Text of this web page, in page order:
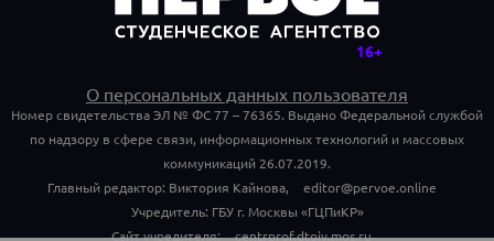
О персональных данных пользователя
Номер свидетельства ЭЛ № ФС 77 – 76365. Выдано Федеральной службой
по надзору в сфере связи, информационных технологий и массовых
коммуникаций 26.07.2019.
Главный редактор: Виктория Кайнова,
editor@pervoe.online
Учредитель: ГБУ г. Москвы «ГЦПиКР»
Сайт учредителя:
centrprof.dtoiv.mos.ru